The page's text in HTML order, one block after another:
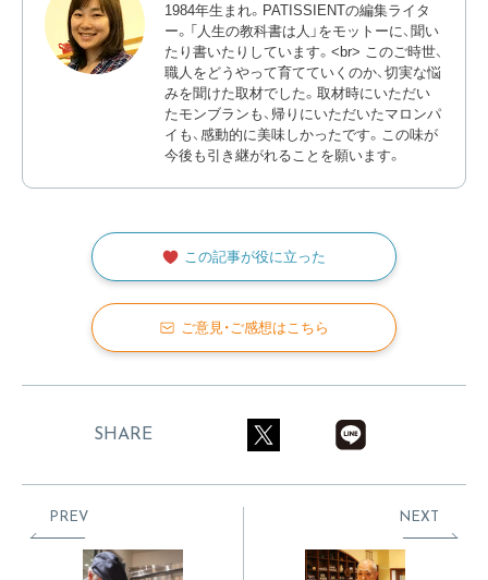
1984年生まれ。PATISSIENTの編集ライタ
ー。「人生の教科書は人」をモットーに、聞い
たり書いたりしています。<br> このご時世、
職人をどうやって育てていくのか、切実な悩
みを聞けた取材でした。取材時にいただい
たモンブランも、帰りにいただいたマロンパ
イも、感動的に美味しかったです。この味が
今後も引き継がれることを願います。
この記事が役に立った
ご意見・ご感想はこちら
SHARE
PREV NEXT